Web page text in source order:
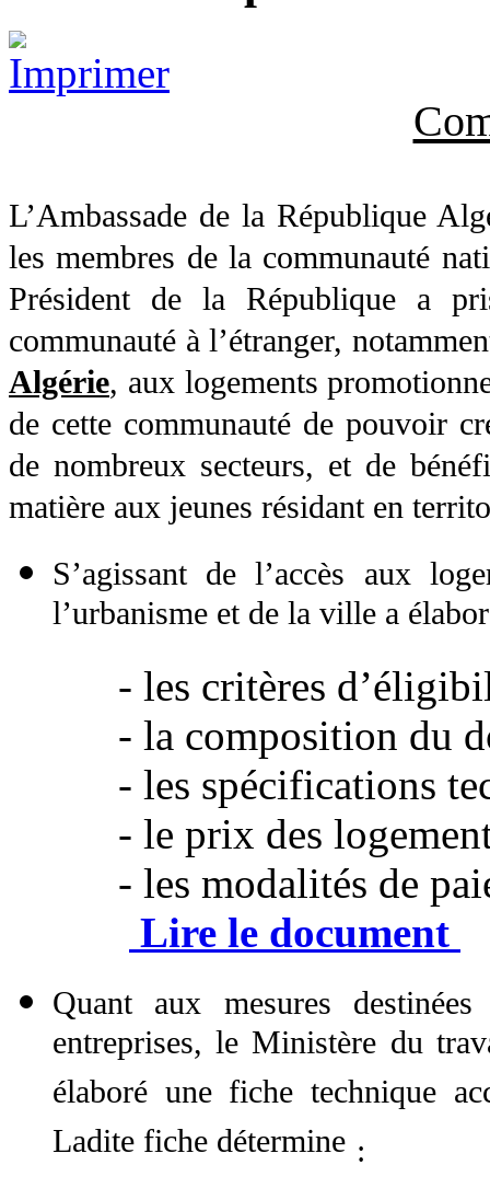
L’Ambassade de la République
les membres de la communauté
Président de la République a
communauté à l’étranger,
Algérie, aux logements
de cette communauté de pouvoir
de nombreux secteurs, et de
matière aux jeunes résidant en
S’agissant de l’accès aux
l’urbanisme et de la ville a
- les critères
- la composition du
- les spécifications
- le prix des
- les modalités de
Lire le document
Quant aux mesures
entreprises, le Ministère du
élaboré une fiche technique
Ladite fiche détermine :